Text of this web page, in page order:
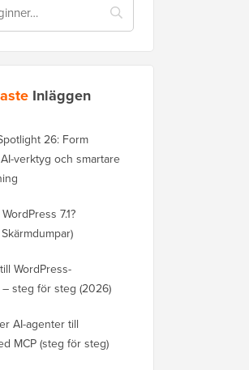
Inläggen
26: Form
verktyg och smartare
7.1?
WordPress-
steg för steg (2026)
AI-agenter till
MCP (steg för steg)